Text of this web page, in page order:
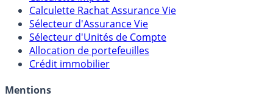
Calculateur d'intérêts
Calculette Impôts
Calculette Rachat Assurance Vie
Sélecteur d'Assurance Vie
Sélecteur d'Unités de Compte
Crédit immobilier